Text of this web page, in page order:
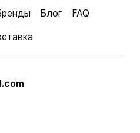
Блог
FAQ